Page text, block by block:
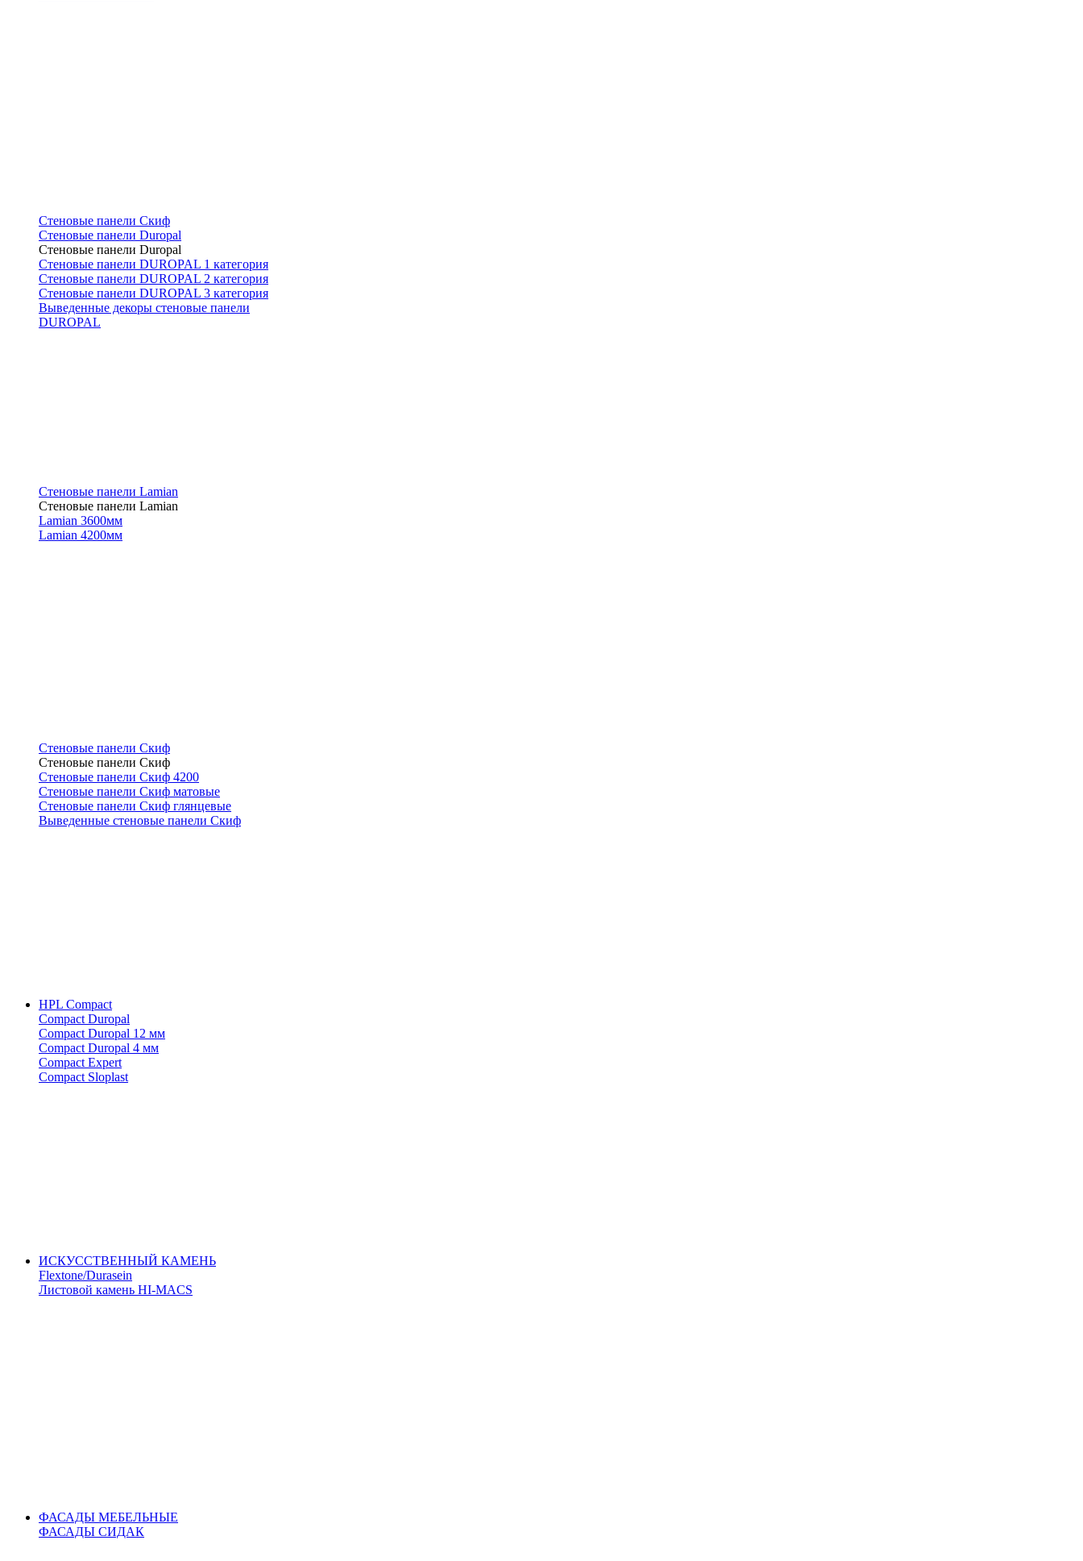
Стеновые панели Скиф
Стеновые панели Duropal
Стеновые панели Duropal
Стеновые панели DUROPAL 1 категория
Стеновые панели DUROPAL 2 категория
Стеновые панели DUROPAL 3 категория
Выведенные декоры стеновые панели
DUROPAL
Стеновые панели Lamian
Стеновые панели Lamian
Lamian 3600мм
Lamian 4200мм
Стеновые панели Скиф
Стеновые панели Скиф
Стеновые панели Скиф 4200
Стеновые панели Скиф матовые
Стеновые панели Скиф глянцевые
Выведенные стеновые панели Скиф
HPL Compact
Compact Duropal
Compact Duropal 12 мм
Compact Duropal 4 мм
Compact Expert
Compact Sloplast
ИСКУССТВЕННЫЙ КАМЕНЬ
Flextone/Durasein
Листовой камень HI-MACS
ФАСАДЫ МЕБЕЛЬНЫЕ
ФАСАДЫ СИДАК